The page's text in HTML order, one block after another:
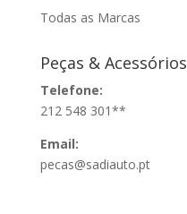
Todas as Marcas
Peças & Acessórios
Telefone:
212 548 301**
Email:
pecas@sadiauto.pt